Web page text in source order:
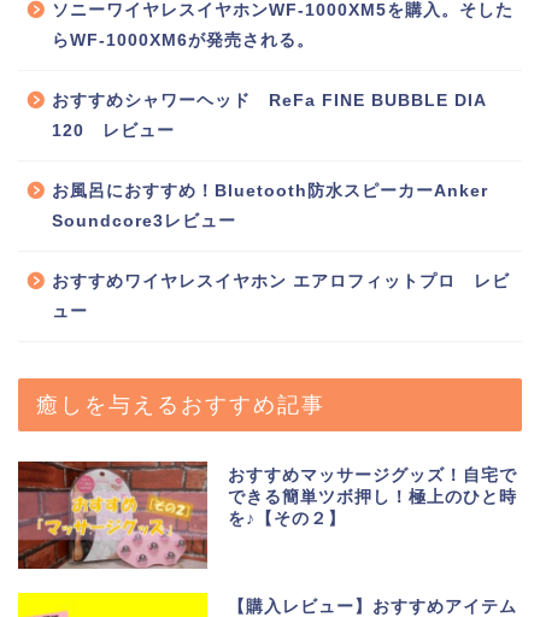
ソニーワイヤレスイヤホンWF-1000XM5を購入。そした
らWF-1000XM6が発売される。
おすすめシャワーヘッド ReFa FINE BUBBLE DIA
120 レビュー
お風呂におすすめ！Bluetooth防水スピーカーAnker
Soundcore3レビュー
おすすめワイヤレスイヤホン エアロフィットプロ レビ
ュー
癒しを与えるおすすめ記事
おすすめマッサージグッズ！自宅で
できる簡単ツボ押し！極上のひと時
を♪【その２】
【購入レビュー】おすすめアイテム